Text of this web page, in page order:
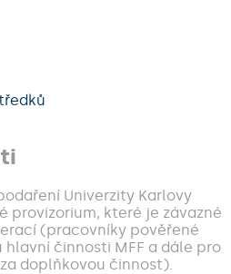
Univerzity Karlovy
provizorium, které je závazné
(pracovníky pověřené
činnosti MFF a dále pro
doplňkovou činnost).